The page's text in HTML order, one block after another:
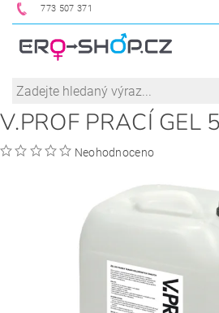
773 507 371
V.PROF PRACÍ GEL
Neohodnoceno